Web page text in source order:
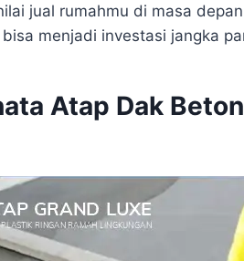
jual rumahmu di masa
menjadi investasi jangka
Atap Dak